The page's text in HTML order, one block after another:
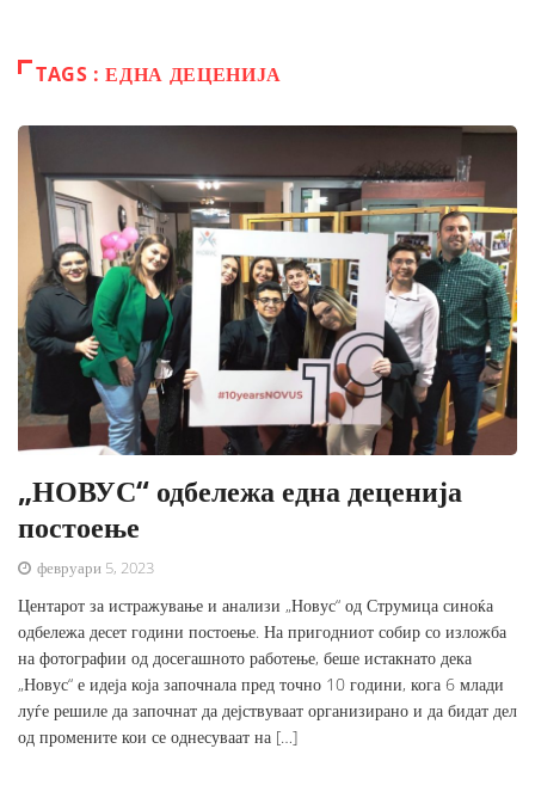
TAGS : ЕДНА ДЕЦЕНИЈА
„НОВУС“ одбележа една деценија
постоење
февруари 5, 2023
Центарот за истражување и анализи „Новус“ од Струмица синоќа
одбележа десет години постоење. На пригодниот собир со изложба
на фотографии од досегашното работење, беше истакнато дека
„Новус“ е идеја која започнала пред точно 10 години, кога 6 млади
луѓе решиле да започнат да дејствуваат организирано и да бидат дел
од промените кои се однесуваат на […]